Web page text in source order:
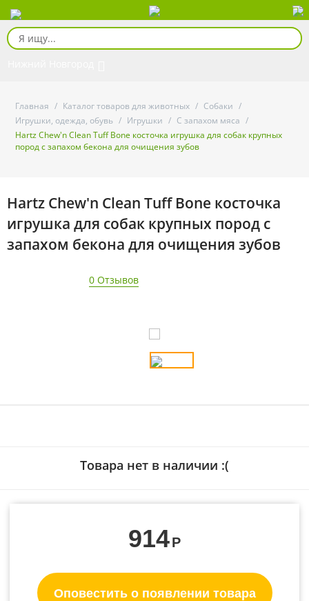
Главная / Каталог товаров для животных / Собаки /
Игрушки, одежда, обувь / Игрушки / С запахом мяса /
Hartz Chew'n Clean Tuff Bone косточка игрушка для собак крупных
пород с запахом бекона для очищения зубов
Hartz Chew'n Clean Tuff Bone косточка
игрушка для собак крупных пород с
запахом бекона для очищения зубов
0 Отзывов
Товара нет в наличии :(
914Р
Оповестить о появлении товара